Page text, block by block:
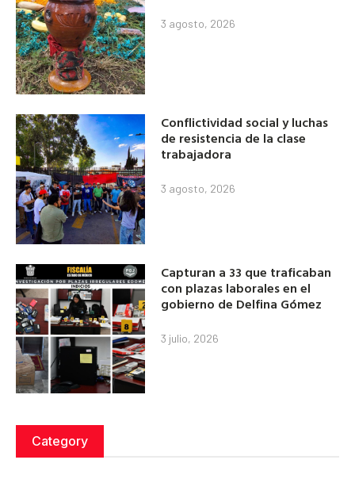
3 agosto, 2026
Conflictividad social y luchas
de resistencia de la clase
trabajadora
3 agosto, 2026
Capturan a 33 que traficaban
con plazas laborales en el
gobierno de Delfina Gómez
3 julio, 2026
Category